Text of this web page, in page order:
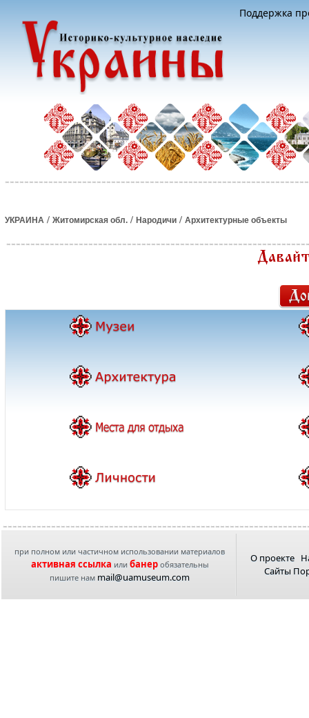
Поддержка
УКРАИНА / Житомирская обл. / Народичи / Архитектурные объекты
при полном или частичном использовании материалов
активная ссылка или банеробязательны
пишите нам mail@uamuseum.com
О проекте
Сайты